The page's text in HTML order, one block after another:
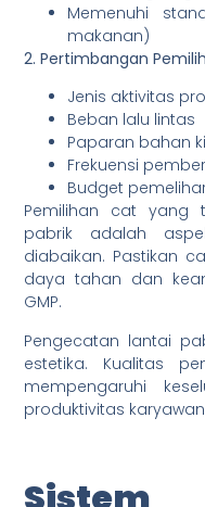
Memenuhi
makanan)
2. Pertimbangan
Jenis aktivitas
Beban lalu lintas
Paparan bahan
Frekuensi
Budget
Pemilihan cat yang
pabrik adalah
diabaikan. Pastikan
daya tahan dan
GMP.
Pengecatan lantai
estetika. Kualitas
mempengaruhi
produktivitas